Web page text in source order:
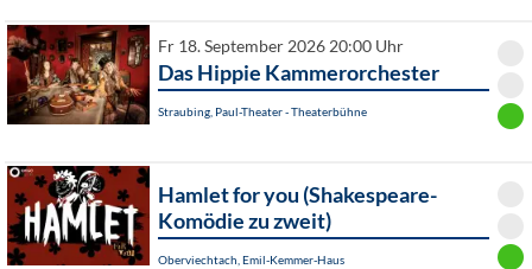
Fr 18. September 2026 20:00 Uhr
Das Hippie Kammerorchester
Straubing, Paul-Theater - Theaterbühne
Hamlet for you (Shakespeare-
Komödie zu zweit)
Oberviechtach, Emil-Kemmer-Haus